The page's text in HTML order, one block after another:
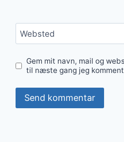
Websted
Gem mit navn, mail og
til næste gang jeg